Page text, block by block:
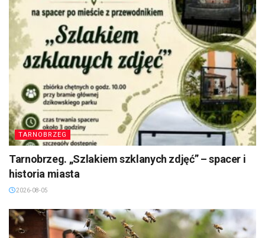
TARNOBRZEG
Tarnobrzeg. „Szlakiem szklanych zdjęć” – spacer i
historia miasta
2026-08-05